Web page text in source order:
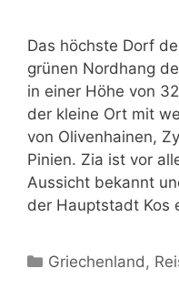
Das höchste Dorf
grünen Nordhang
in einer Höhe von
der kleine Ort mit
von Olivenhainen,
Pinien. Zia ist vor
Aussicht bekannt
der Hauptstadt Kos
Kategorien
Griechenland ,